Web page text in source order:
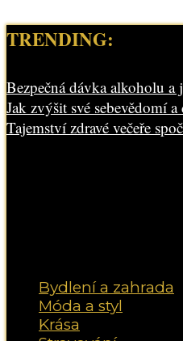
TRENDING:
Bezpečná dávka alkoholu a
Jak zvýšit své sebevědomí
Tajemství zdravé večeře
Bydlení a zahrada
Móda a styl
Krása